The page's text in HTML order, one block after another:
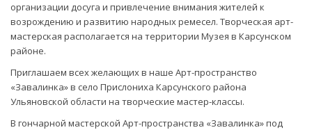
организации досуга и привлечение внимания жителей к
возрождению и развитию народных ремесел. Творческая арт-
мастерская располагается на территории Музея в Карсунском
районе.
Приглашаем всех желающих в наше Арт-пространство
«Завалинка» в село Прислониха Карсунского района
Ульяновской области на творческие мастер-классы.
В гончарной мастерской Арт-пространства «Завалинка» под